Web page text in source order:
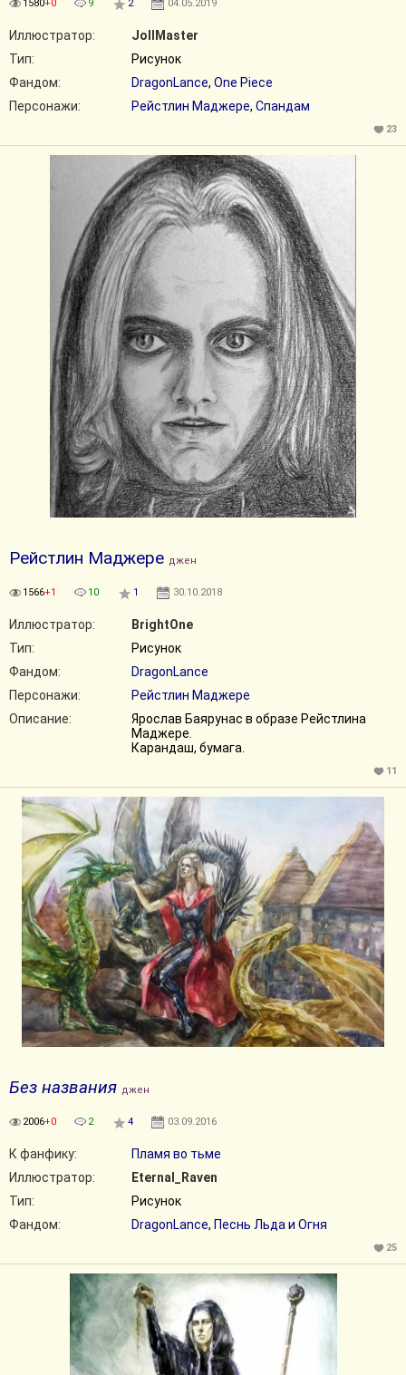
1580+0 9 2 04.05.2019
Иллюстратор:
JollMaster
Тип:
Рисунок
Фандом:
DragonLance, One Piece
Персонажи:
Рейстлин Маджере, Спандам
23
Рейстлин Маджере джен
1566+1 10 1 30.10.2018
Иллюстратор:
BrightOne
Тип:
Рисунок
Фандом:
DragonLance
Персонажи:
Рейстлин Маджере
Описание:
Ярослав Баярунас в образе Рейстлина
Маджере.
Карандаш, бумага.
11
Без названия джен
2006+0 2 4 03.09.2016
К фанфику:
Пламя во тьме
Иллюстратор:
Eternal_Raven
Тип:
Рисунок
Фандом:
DragonLance, Песнь Льда и Огня
25